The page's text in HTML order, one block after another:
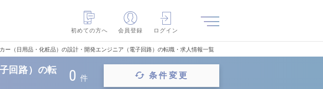
初めての方へ
会員登録 ログイン
ー（日用品・化粧品）の設計・開発エンジニア（電子回路）の転職・求人情報一覧
回路）の転
0 件 条件変更